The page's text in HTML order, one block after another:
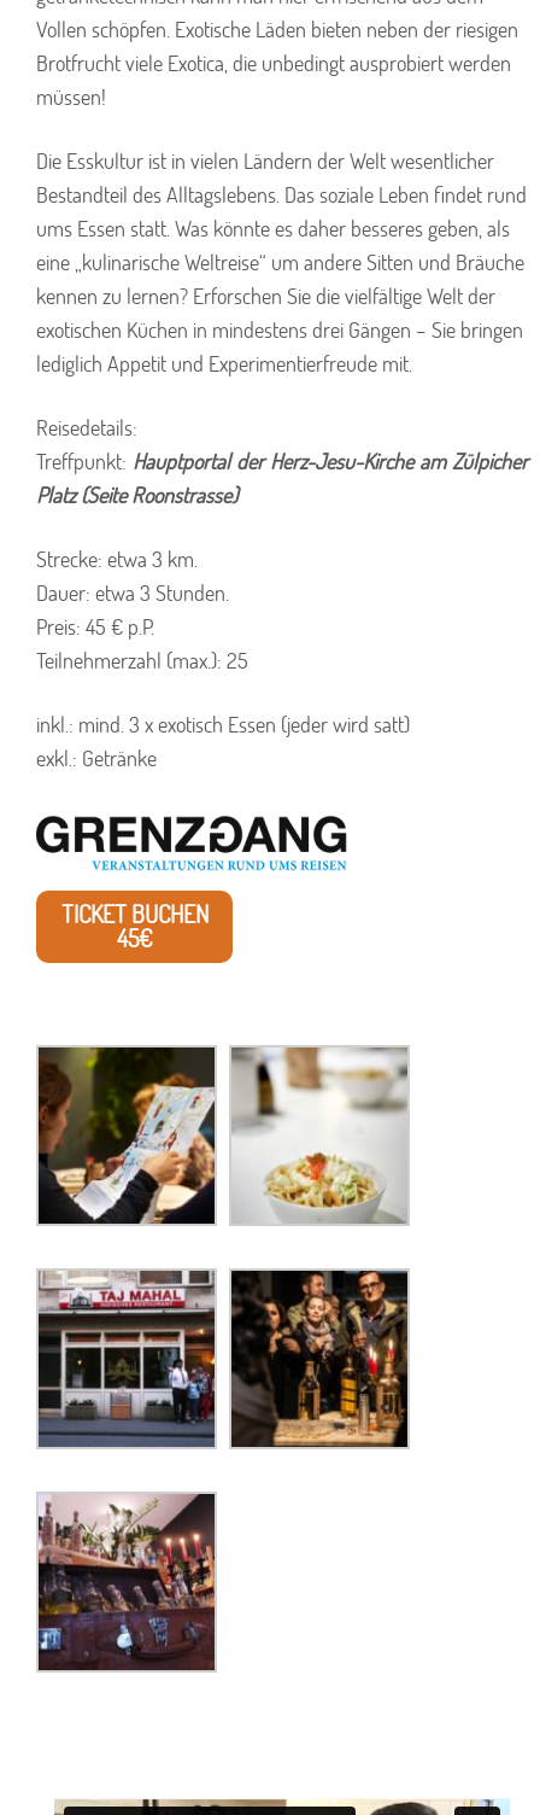
Vollen schöpfen. Exotische Läden bieten neben der riesigen
Brotfrucht viele Exotica, die unbedingt ausprobiert werden
müssen!
Die Esskultur ist in vielen Ländern der Welt wesentlicher
Bestandteil des Alltagslebens. Das soziale Leben findet rund
ums Essen statt. Was könnte es daher besseres geben, als
eine „kulinarische Weltreise“ um andere Sitten und Bräuche
kennen zu lernen? Erforschen Sie die vielfältige Welt der
exotischen Küchen in mindestens drei Gängen – Sie bringen
lediglich Appetit und Experimentierfreude mit.
Reisedetails:
Treffpunkt: Hauptportal der Herz-Jesu-Kirche am Zülpicher
Platz (Seite Roonstrasse)
Strecke: etwa 3 km.
Dauer: etwa 3 Stunden.
Preis: 45 € p.P.
Teilnehmerzahl (max.): 25
inkl.: mind. 3 x exotisch Essen (jeder wird satt)
exkl.: Getränke
TICKET BUCHEN
45€